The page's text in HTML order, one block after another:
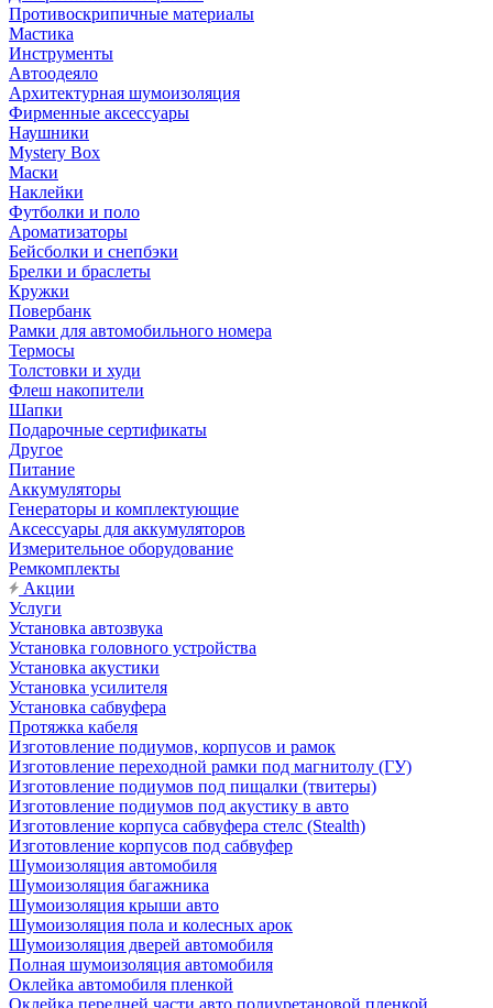
Противоскрипичные материалы
Мастика
Инструменты
Автоодеяло
Архитектурная шумоизоляция
Фирменные аксессуары
Наушники
Mystery Box
Маски
Наклейки
Футболки и поло
Ароматизаторы
Бейсболки и снепбэки
Брелки и браслеты
Кружки
Повербанк
Рамки для автомобильного номера
Термосы
Толстовки и худи
Флеш накопители
Шапки
Подарочные сертификаты
Другое
Питание
Аккумуляторы
Генераторы и комплектующие
Аксессуары для аккумуляторов
Измерительное оборудование
Ремкомплекты
Акции
Услуги
Установка автозвука
Установка головного устройства
Установка акустики
Установка усилителя
Установка сабвуфера
Протяжка кабеля
Изготовление подиумов, корпусов и рамок
Изготовление переходной рамки под магнитолу (ГУ)
Изготовление подиумов под пищалки (твитеры)
Изготовление подиумов под акустику в авто
Изготовление корпуса сабвуфера стелс (Stealth)
Изготовление корпусов под сабвуфер
Шумоизоляция автомобиля
Шумоизоляция багажника
Шумоизоляция крыши авто
Шумоизоляция пола и колесных арок
Шумоизоляция дверей автомобиля
Полная шумоизоляция автомобиля
Оклейка автомобиля пленкой
Оклейка передней части авто полиуретановой пленкой